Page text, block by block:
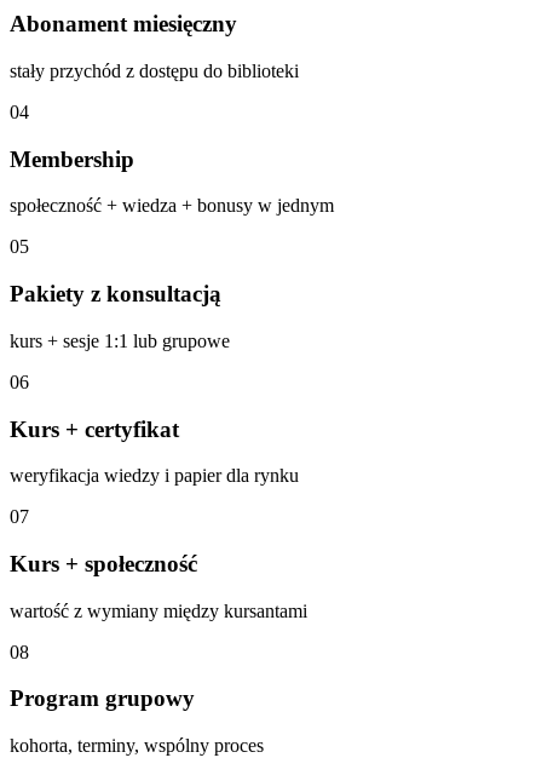
Abonament miesięczny
stały przychód z dostępu do biblioteki
04
Membership
społeczność + wiedza + bonusy w jednym
05
Pakiety z konsultacją
kurs + sesje 1:1 lub grupowe
06
Kurs + certyfikat
weryfikacja wiedzy i papier dla rynku
07
Kurs + społeczność
wartość z wymiany między kursantami
08
Program grupowy
kohorta, terminy, wspólny proces